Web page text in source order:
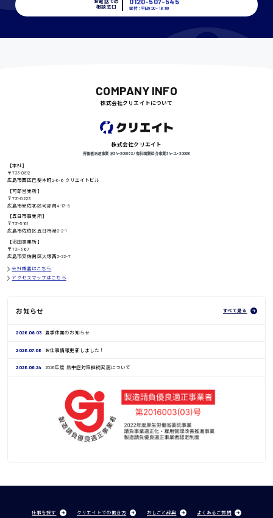
高知県
鳥取県
日給8000円〜
お電話での
相談窓口
受付：平日9:00 - 18:00
COMPANY INFO
株式会社クリエイトについて
株式会社クリエイト
労働者派遣事業 派34-300062 / 有料職業紹介事業 34-ユ-300091
【本社】
〒733-0812
広島市西区己斐本町2-6-18 クリエイトビル
【可部営業所】
〒731-0223
広島市安佐北区可部南4-17-5
【五日市事業所】
〒731-5161
広島市佐伯区五日市港2-2-1
【沼田事業所】
〒731-3167
広島市安佐南区大塚西2-22-7
会社概要はこちら
アクセスマップはこちら
お知らせ すべて見る
2026.08.03 夏季休業のお知らせ
2026.07.06 お仕事情報更新しました！
2026.06.24 2026年度 熱中症対策継続実施について
仕事を探す クリエイトでの働き方 おしごと辞典 よくあるご質問